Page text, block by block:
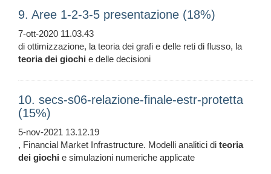
9. Aree 1-2-3-5 presentazione (18%)
7-ott-2020 11.03.43
di ottimizzazione, la teoria dei grafi e delle reti di flusso, la
teoria dei giochi e delle decisioni
10. secs-s06-relazione-finale-estr-protetta
(15%)
5-nov-2021 13.12.19
, Financial Market Infrastructure. Modelli analitici di teoria
dei giochi e simulazioni numeriche applicate